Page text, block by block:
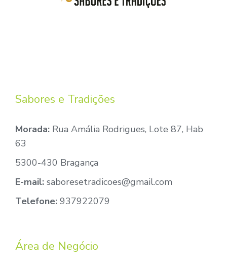
Sabores e Tradições
Morada: Rua Amália Rodrigues, Lote 87, Hab
63
5300-430 Bragança
E-mail: saboresetradicoes@gmail.com
Telefone: 937922079
Área de Negócio